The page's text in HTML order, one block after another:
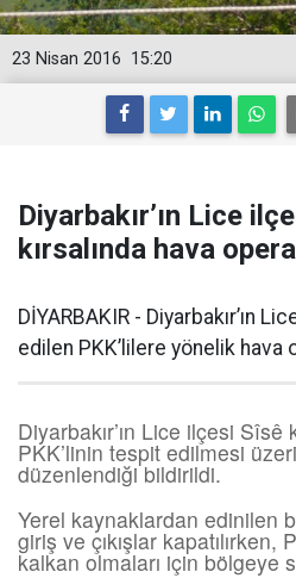
15:20
23 Nisan 2016
Diyarbakır’ın Lice
kırsalında hava
DİYARBAKIR - Diyarbakır’ın
edilen PKK’lilere yönelik
Diyarbakır’ın Lice ilçesi Sîsê
PKK’linin tespit edilmesi
düzenlendiği bildirildi.
Yerel kaynaklardan edinilen
giriş ve çıkışlar kapatılırken,
kalkan olmaları için bölgeye